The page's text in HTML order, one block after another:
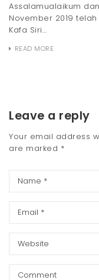
Assalamualaikum
November 2019
Kafa Siri...
READ MORE
Leave a reply
Your email address
are marked *